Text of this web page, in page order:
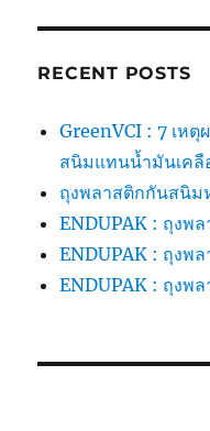
RECENT POSTS
GreenVCI : 7 เห
สนิมแทนน้ำมันเคลื
ถุงพลาสติกกันสนิม
ENDUPAK : ถุงพ
ENDUPAK : ถุงพ
ENDUPAK : ถุงพ